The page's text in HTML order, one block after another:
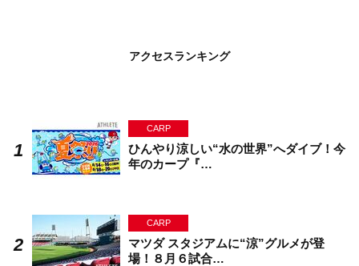
アクセスランキング
CARP
ひんやり涼しい“水の世界”へダイブ！今
年のカープ『…
CARP
マツダ スタジアムに“涼”グルメが登
場！８月６試合…